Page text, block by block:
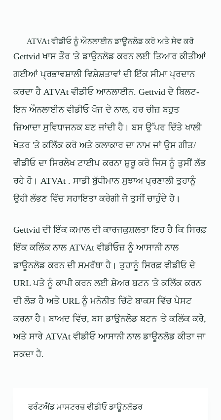
ATVAt ਵੀਡੀਓ ਨੂੰ ਔਨਲਾਈਨ ਡਾਊਨਲੋਡ ਕਰੋ ਅਤੇ ਸੇਵ ਕਰੋ
Gettvid ਖਾਸ ਤੌਰ 'ਤੇ ਡਾਉਨਲੋਡ ਕਰਨ ਲਈ ਤਿਆਰ ਕੀਤੀਆਂ
ਗਈਆਂ ਪ੍ਰਭਾਵਸ਼ਾਲੀ ਵਿਸ਼ੇਸ਼ਤਾਵਾਂ ਦੀ ਇੱਕ ਸੀਮਾ ਪ੍ਰਦਾਨ
ਕਰਦਾ ਹੈ ATVAt ਵੀਡੀਓ ਆਨਲਾਈਨ. Gettvid ਦੇ ਬਿਲਟ-
ਇਨ ਔਨਲਾਈਨ ਵੀਡੀਓ ਖੋਜ ਦੇ ਨਾਲ, ਹਰ ਚੀਜ਼ ਬਹੁਤ
ਜ਼ਿਆਦਾ ਸੁਵਿਧਾਜਨਕ ਬਣ ਜਾਂਦੀ ਹੈ। ਬਸ ਉੱਪਰ ਦਿੱਤੇ ਖਾਲੀ
ਖੇਤਰ 'ਤੇ ਕਲਿੱਕ ਕਰੋ ਅਤੇ ਕਲਾਕਾਰ ਦਾ ਨਾਮ ਜਾਂ ਉਸ ਗੀਤ/
ਵੀਡੀਓ ਦਾ ਸਿਰਲੇਖ ਟਾਈਪ ਕਰਨਾ ਸ਼ੁਰੂ ਕਰੋ ਜਿਸ ਨੂੰ ਤੁਸੀਂ ਲੱਭ
ਰਹੇ ਹੋ। ATVAt . ਸਾਡੀ ਬੁੱਧੀਮਾਨ ਸੁਝਾਅ ਪ੍ਰਣਾਲੀ ਤੁਹਾਨੂੰ
ਉਹੀ ਲੱਭਣ ਵਿੱਚ ਸਹਾਇਤਾ ਕਰੇਗੀ ਜੋ ਤੁਸੀਂ ਚਾਹੁੰਦੇ ਹੋ।
Gettvid ਦੀ ਇੱਕ ਕਮਾਲ ਦੀ ਕਾਰਜਕੁਸ਼ਲਤਾ ਇਹ ਹੈ ਕਿ ਸਿਰਫ਼
ਇੱਕ ਕਲਿੱਕ ਨਾਲ ATVAt ਵੀਡੀਓਜ਼ ਨੂੰ ਆਸਾਨੀ ਨਾਲ
ਡਾਊਨਲੋਡ ਕਰਨ ਦੀ ਸਮਰੱਥਾ ਹੈ। ਤੁਹਾਨੂੰ ਸਿਰਫ਼ ਵੀਡੀਓ ਦੇ
URL ਪਤੇ ਨੂੰ ਕਾਪੀ ਕਰਨ ਲਈ ਸ਼ੇਅਰ ਬਟਨ 'ਤੇ ਕਲਿੱਕ ਕਰਨ
ਦੀ ਲੋੜ ਹੈ ਅਤੇ URL ਨੂੰ ਮਨੋਨੀਤ ਚਿੱਟੇ ਬਾਕਸ ਵਿੱਚ ਪੇਸਟ
ਕਰਨਾ ਹੈ। ਬਾਅਦ ਵਿੱਚ, ਬਸ ਡਾਉਨਲੋਡ ਬਟਨ 'ਤੇ ਕਲਿੱਕ ਕਰੋ,
ਅਤੇ ਸਾਰੇ ATVAt ਵੀਡੀਓ ਆਸਾਨੀ ਨਾਲ ਡਾਊਨਲੋਡ ਕੀਤਾ ਜਾ
ਸਕਦਾ ਹੈ.
ਫਰੰਟਐਂਡ ਮਾਸਟਰਜ਼ ਵੀਡੀਓ ਡਾਊਨਲੋਡਰ